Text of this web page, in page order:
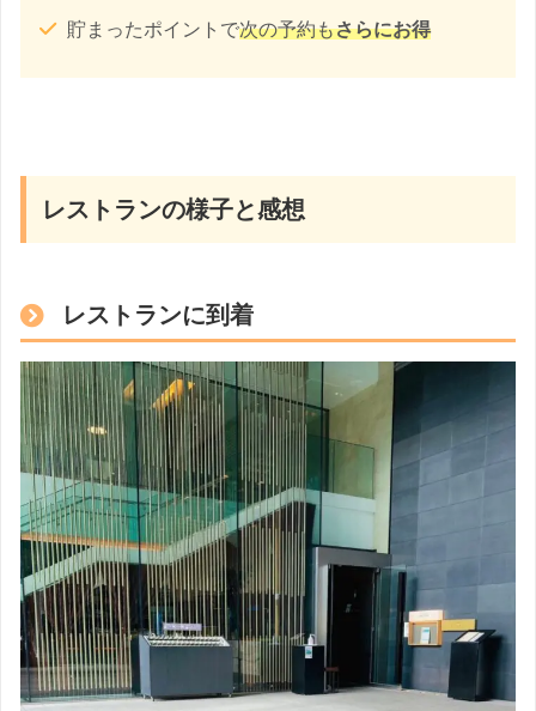
貯まったポイントで次の予約もさらにお得
レストランの様子と感想
レストランに到着